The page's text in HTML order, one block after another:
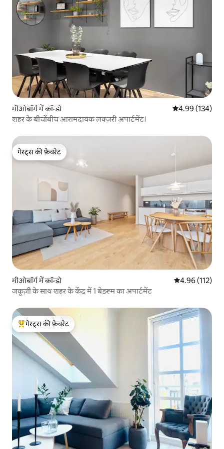
मीओबॉर्ग में कॉन्डो औसत रेटिंग 5 में से
4.99 (134)
शहर के बीचोंबीच आरामदायक लक्ज़री अपार्टमेंट।
गेस्ट्स की फ़ेवरेट
गेस्ट्स की फ़ेवरेट
मीओबॉर्ग में कॉन्डो औसत रेटिंग 5 में से
4.96 (112)
जकूज़ी के साथ शहर के केंद्र में 1 बेडरूम का अपार्टमेंट
गेस्ट्स का टॉप फ़ेवरेट
गेस्ट्स की फ़ेवरेट